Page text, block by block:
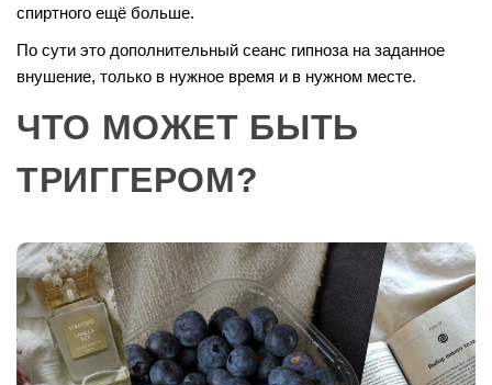
спиртного ещё больше.
По сути это дополнительный сеанс гипноза на заданное
внушение, только в нужное время и в нужном месте.
ЧТО МОЖЕТ БЫТЬ
ТРИГГЕРОМ?